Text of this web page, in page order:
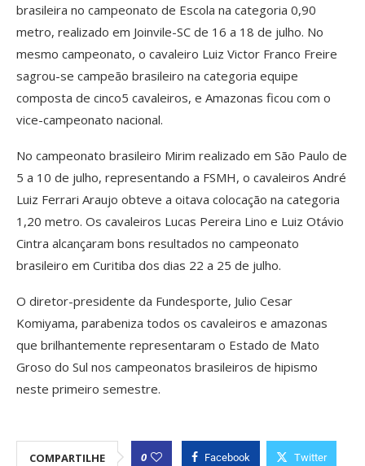
brasileira no campeonato de Escola na categoria 0,90
metro, realizado em Joinvile-SC de 16 a 18 de julho. No
mesmo campeonato, o cavaleiro Luiz Victor Franco Freire
sagrou-se campeão brasileiro na categoria equipe
composta de cinco5 cavaleiros, e Amazonas ficou com o
vice-campeonato nacional.
No campeonato brasileiro Mirim realizado em São Paulo de
5 a 10 de julho, representando a FSMH, o cavaleiros André
Luiz Ferrari Araujo obteve a oitava colocação na categoria
1,20 metro. Os cavaleiros Lucas Pereira Lino e Luiz Otávio
Cintra alcançaram bons resultados no campeonato
brasileiro em Curitiba dos dias 22 a 25 de julho.
O diretor-presidente da Fundesporte, Julio Cesar
Komiyama, parabeniza todos os cavaleiros e amazonas
que brilhantemente representaram o Estado de Mato
Groso do Sul nos campeonatos brasileiros de hipismo
neste primeiro semestre.
COMPARTILHE 0 Facebook Twitter